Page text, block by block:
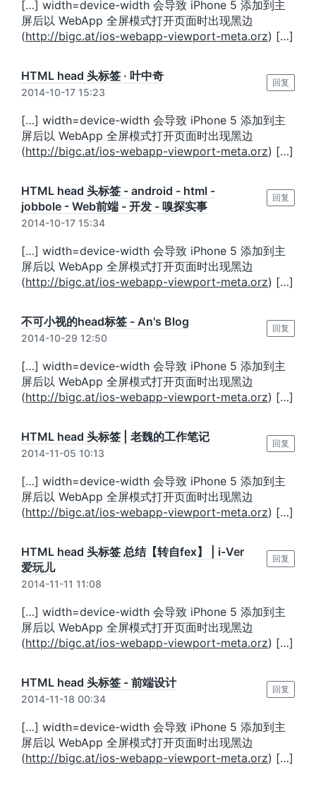
[…] width=device-width 会导致 iPhone 5 添加到主
屏后以 WebApp 全屏模式打开页面时出现黑边
(http://bigc.at/ios-webapp-viewport-meta.orz) […]
HTML head 头标签 · 叶中奇
2014-10-17 15:23
[…] width=device-width 会导致 iPhone 5 添加到主
屏后以 WebApp 全屏模式打开页面时出现黑边
(http://bigc.at/ios-webapp-viewport-meta.orz) […]
回复
HTML head 头标签 - android - html -
jobbole - Web前端 - 开发 - 嗅探实事
2014-10-17 15:34
[…] width=device-width 会导致 iPhone 5 添加到主
屏后以 WebApp 全屏模式打开页面时出现黑边
(http://bigc.at/ios-webapp-viewport-meta.orz) […]
回复
不可小视的head标签 - An's Blog
2014-10-29 12:50
[…] width=device-width 会导致 iPhone 5 添加到主
屏后以 WebApp 全屏模式打开页面时出现黑边
(http://bigc.at/ios-webapp-viewport-meta.orz) […]
回复
HTML head 头标签 | 老魏的工作笔记
2014-11-05 10:13
[…] width=device-width 会导致 iPhone 5 添加到主
屏后以 WebApp 全屏模式打开页面时出现黑边
(http://bigc.at/ios-webapp-viewport-meta.orz) […]
回复
HTML head 头标签 总结【转自fex】 | i-Ver
爱玩儿
2014-11-11 11:08
[…] width=device-width 会导致 iPhone 5 添加到主
屏后以 WebApp 全屏模式打开页面时出现黑边
(http://bigc.at/ios-webapp-viewport-meta.orz) […]
回复
HTML head 头标签 - 前端设计
2014-11-18 00:34
[…] width=device-width 会导致 iPhone 5 添加到主
屏后以 WebApp 全屏模式打开页面时出现黑边
(http://bigc.at/ios-webapp-viewport-meta.orz) […]
回复